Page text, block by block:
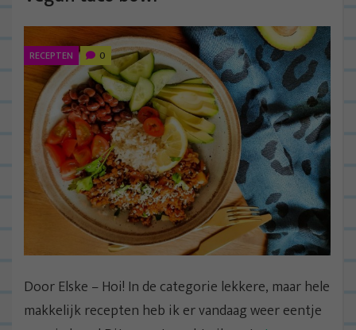
RECEPTEN 0
Door Elske – Hoi! In de categorie lekkere, maar hele
makkelijk recepten heb ik er vandaag weer eentje